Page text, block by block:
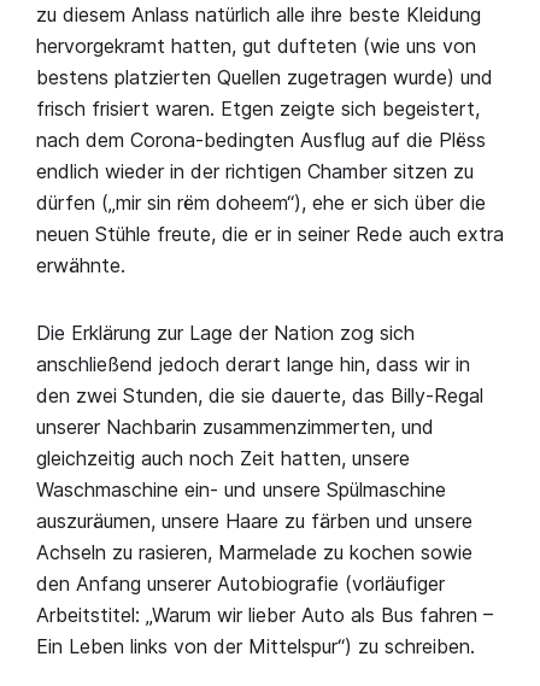
zu diesem Anlass natürlich alle ihre beste Kleidung
hervorgekramt hatten, gut dufteten (wie uns von
bestens platzierten Quellen zugetragen wurde) und
frisch frisiert waren. Etgen zeigte sich begeistert,
nach dem Corona-bedingten Ausflug auf die Plëss
endlich wieder in der richtigen Chamber sitzen zu
dürfen („mir sin rëm doheem“), ehe er sich über die
neuen Stühle freute, die er in seiner Rede auch extra
erwähnte.
Die Erklärung zur Lage der Nation zog sich
anschließend jedoch derart lange hin, dass wir in
den zwei Stunden, die sie dauerte, das Billy-Regal
unserer Nachbarin zusammenzimmerten, und
gleichzeitig auch noch Zeit hatten, unsere
Waschmaschine ein- und unsere Spülmaschine
auszuräumen, unsere Haare zu färben und unsere
Achseln zu rasieren, Marmelade zu kochen sowie
den Anfang unserer Autobiografie (vorläufiger
Arbeitstitel: „Warum wir lieber Auto als Bus fahren –
Ein Leben links von der Mittelspur“) zu schreiben.